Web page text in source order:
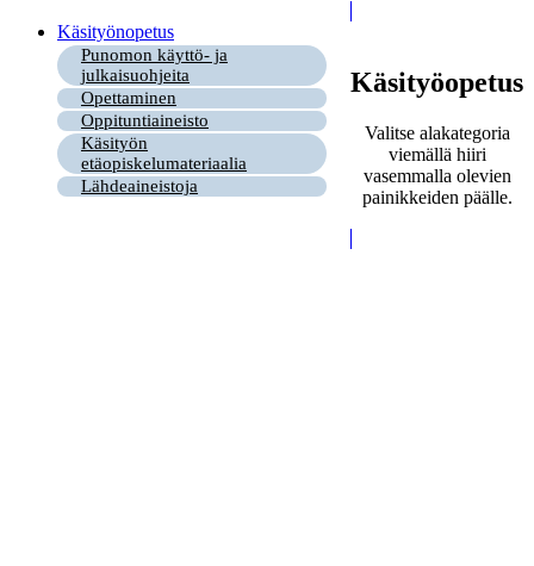
Käsityönopetus
Punomon käyttö- ja
julkaisuohjeita
Opettaminen
Oppituntiaineisto
Käsityön
etäopiskelumateriaalia
Lähdeaineistoja
Käsityöopetus
Valitse alakategoria
viemällä hiiri
vasemmalla olevien
painikkeiden päälle.